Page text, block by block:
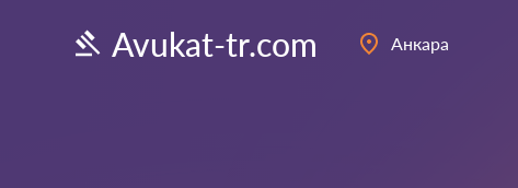
Avukat-tr.com Анкара